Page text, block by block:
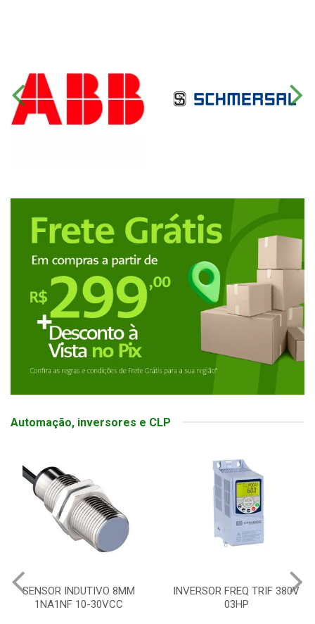
Automação, inversores e CLP
SENSOR INDUTIVO 8MM
1NA1NF 10-30VCC
INVERSOR FREQ TRIF 380V
03HP